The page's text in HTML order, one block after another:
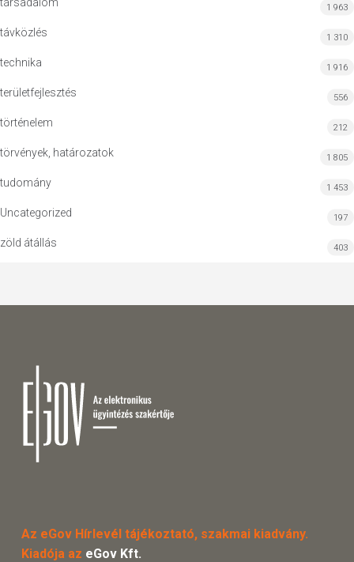
1 963
távközlés 1 310
technika 1 916
területfejlesztés 556
történelem 212
törvények, határozatok 1 805
tudomány 1 453
Uncategorized 197
zöld átállás 403
Az eGov Hírlevél tájékoztató, szakmai kiadvány.
Kiadója az eGov Kft.